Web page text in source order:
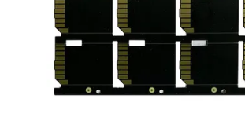
PRIVACY
POLICY